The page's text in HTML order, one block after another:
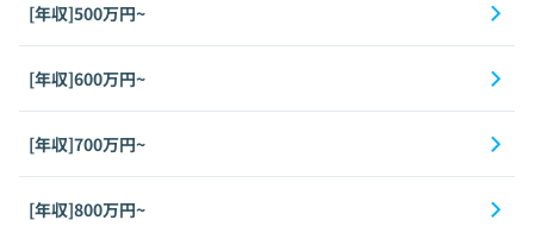
[年収]500万円~
[年収]600万円~
[年収]700万円~
[年収]800万円~